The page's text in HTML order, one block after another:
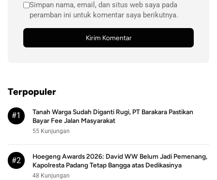
Simpan nama, email, dan situs web saya pada
peramban ini untuk komentar saya berikutnya.
Terpopuler
#1
Tanah Warga Sudah Diganti Rugi, PT Barakara Pastikan
Bayar Fee Jalan Masyarakat
55 Kunjungan
#2
Hoegeng Awards 2026: David WW Belum Jadi Pemenang,
Kapolresta Padang Tetap Bangga atas Dedikasinya
48 Kunjungan